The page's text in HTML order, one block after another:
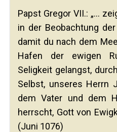
Papst Gregor VII.: „...
in der Beobachtung
damit du nach dem
Hafen der ewigen
Seligkeit gelangst,
Selbst, unseres Herrn
dem Vater und dem
herrscht, Gott von
(Juni 1076)